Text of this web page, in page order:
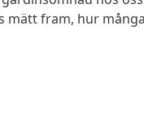
fram, hur